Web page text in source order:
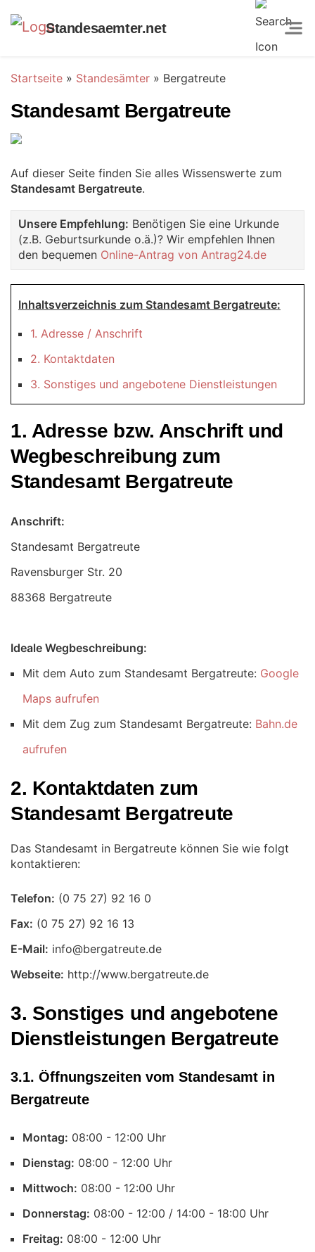
Standesaemter.net
Startseite » Standesämter » Bergatreute
Standesamt Bergatreute
Auf dieser Seite finden Sie alles Wissenswerte zum
Standesamt Bergatreute.
Unsere Empfehlung: Benötigen Sie eine Urkunde
(z.B. Geburtsurkunde o.ä.)? Wir empfehlen Ihnen
den bequemen Online-Antrag von Antrag24.de
Inhaltsverzeichnis zum Standesamt Bergatreute:
1. Adresse / Anschrift
2. Kontaktdaten
3. Sonstiges und angebotene Dienstleistungen
1. Adresse bzw. Anschrift und
Wegbeschreibung zum
Standesamt Bergatreute
Anschrift:
Standesamt Bergatreute
88368 Bergatreute
Ideale Wegbeschreibung:
Mit dem Auto zum Standesamt Bergatreute: Google
Maps aufrufen
Mit dem Zug zum Standesamt Bergatreute: Bahn.de
aufrufen
2. Kontaktdaten zum
Standesamt Bergatreute
Das Standesamt in Bergatreute können Sie wie folgt
kontaktieren:
Telefon:
Fax:
E-Mail:
Webseite: http://www.bergatreute.de
3. Sonstiges und angebotene
Dienstleistungen Bergatreute
3.1. Öffnungszeiten vom Standesamt in
Bergatreute
Montag:
Uhr
Dienstag:
Uhr
Mittwoch:
Uhr
Donnerstag:
Uhr
Freitag:
Uhr